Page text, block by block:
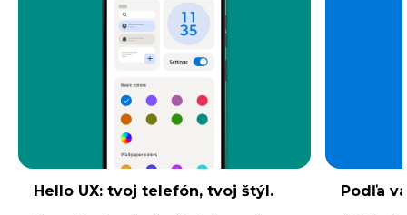
Hello UX: tvoj telefón, tvoj štýl.
Podľa